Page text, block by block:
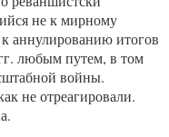
не к мирному
аннулированию итогов
любым путем, в том
войны.
не отреагировали.